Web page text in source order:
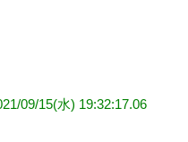
09/15(水) 19:32:17.06